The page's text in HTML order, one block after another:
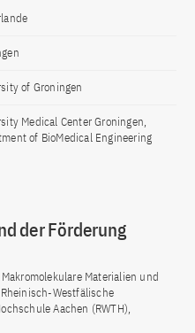
of Groningen
Medical Center Groningen,
of BioMedical Engineering
der Förderung
Materialien und
Westfälische
Aachen (RWTH),